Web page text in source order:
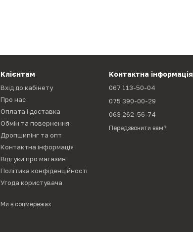
Клієнтам
Вхід до кабінету
Про нас
Оплата і доставка
Обмін та повернення
Дропшипінг та опт
Контактна інформація
Відгуки про магазин
Політика конфіденційності
Угода користувача
Ми в соцмережах
Контактна інформація
067 113-50-04
075 390-00-29
063 262-56-74
Передзвонити вам?